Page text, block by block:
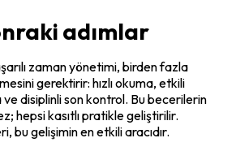
adımlar
zaman yönetimi, birden fazla
gerektirir: hızlı okuma, etkili
ve disiplinli son kontrol. Bu becerilerin
hepsi kasıtlı pratikle geliştirilir.
bu gelişimin en etkili aracıdır.